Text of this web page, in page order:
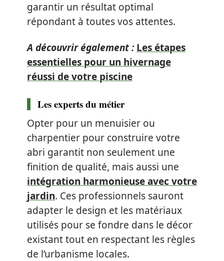
garantir un résultat optimal
répondant à toutes vos attentes.
A découvrir également : Les étapes
essentielles pour un hivernage
réussi de votre piscine
Les experts du métier
Opter pour un menuisier ou
charpentier pour construire votre
abri garantit non seulement une
finition de qualité, mais aussi une
intégration harmonieuse avec votre
jardin. Ces professionnels sauront
adapter le design et les matériaux
utilisés pour se fondre dans le décor
existant tout en respectant les règles
de l’urbanisme locales.